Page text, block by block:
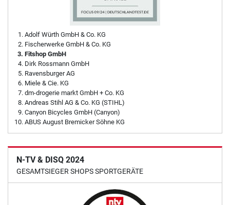
Adolf Würth GmbH & Co. KG
Fischerwerke GmbH & Co. KG
Fitshop GmbH
Dirk Rossmann GmbH
Ravensburger AG
Miele & Cie. KG
dm-drogerie markt GmbH + Co. KG
Andreas Stihl AG & Co. KG (STIHL)
Canyon Bicycles GmbH (Canyon)
ABUS August Bremicker Söhne KG
N-TV & DISQ 2024
GESAMTSIEGER SHOPS SPORTGERÄTE